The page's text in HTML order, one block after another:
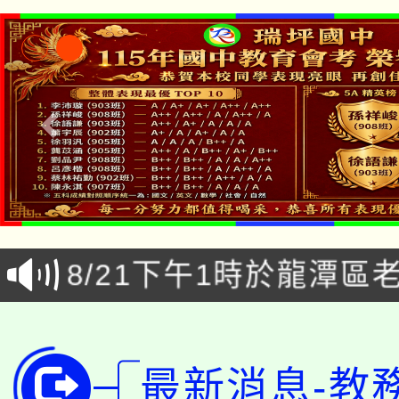
公告本校115學年度第
代理(課)教師甄選結果
告(尚有缺額)
「本色祭」8/29、30在
場熱烈登場!
8/21下午1時於龍潭區
徵才活動。
YOUNG桃局內行報名
局官網。
8月14至27日，桃園電
最新消息-教